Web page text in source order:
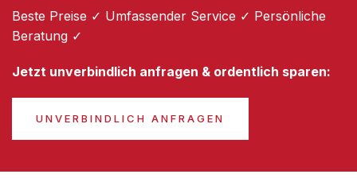
Beste Preise ✓ Umfassender Service ✓ Persönliche
Beratung ✓
Jetzt unverbindlich anfragen & ordentlich sparen:
UNVERBINDLICH ANFRAGEN